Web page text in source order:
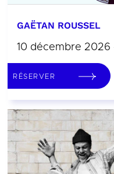
GAËTAN ROUSSEL
10 décembre 2026
RÉSERVER